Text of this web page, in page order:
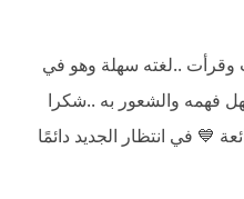
المشترك للنساء جميعاً.
نعيشه
تحيط به حروف، فالجهل هو
..لغته سهلة وهو في
فهمه والشعور به ..شكرا
💙 في انتظار الجديد دائمًا